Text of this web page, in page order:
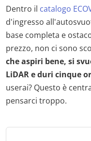
Dentro il catalogo
d'ingresso
base completa e
prezzo, non ci sono
che aspiri bene, si
LiDAR e duri cinque
userai? Questo è
pensarci troppo.